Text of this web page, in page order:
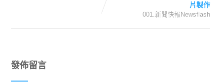
片製作
001.新聞快報Newsflash
發佈留言